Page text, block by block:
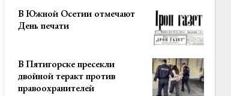
В Южной Осетии отмечают
День печати
В Пятигорске пресекли
двойной теракт против
правоохранителей